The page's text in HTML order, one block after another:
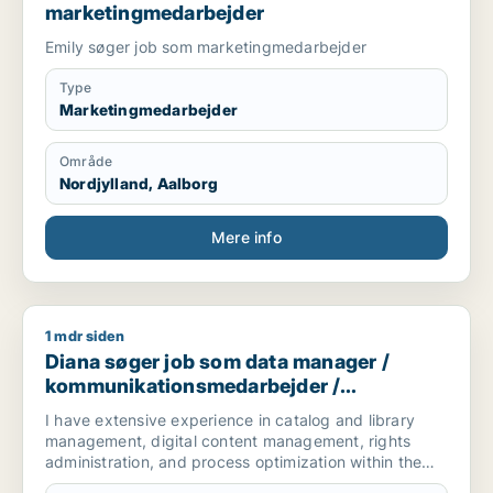
marketingmedarbejder
Emily søger job som marketingmedarbejder
Type
Marketingmedarbejder
Område
Nordjylland, Aalborg
Mere info
Diana søger job som data manager /
1 mdr siden
Diana søger job som data manager /
kommunikationsmedarbejder /
kulturmedarbejder / kreativ medarbejder /
produktspecialist
I have extensive experience in catalog and library
management, digital content management, rights
administration, and process optimization within the
music and media industries. I have worked managing